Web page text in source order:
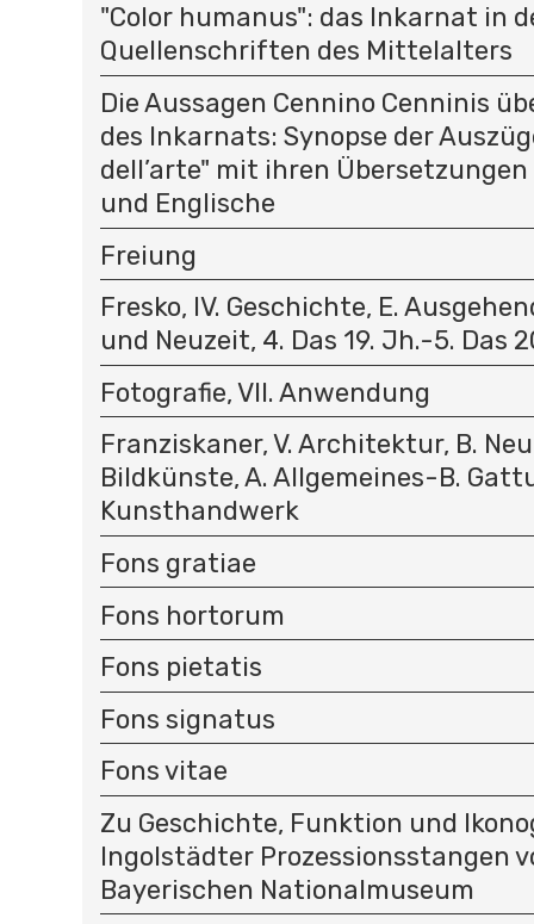
"Color humanus": das Inkarnat in
Quellenschriften des Mittelalters
Die Aussagen Cennino Cenninis
des Inkarnats: Synopse der
dell’arte" mit ihren
und Englische
Freiung
Fresko, IV. Geschichte, E.
und Neuzeit, 4. Das 19. Jh.-5. Das
Fotografie, VII. Anwendung
Franziskaner, V. Architektur, B.
Bildkünste, A. Allgemeines-B.
Kunsthandwerk
Fons gratiae
Fons hortorum
Fons pietatis
Fons signatus
Fons vitae
Zu Geschichte, Funktion und
Ingolstädter Prozessionsstangen
Bayerischen Nationalmuseum